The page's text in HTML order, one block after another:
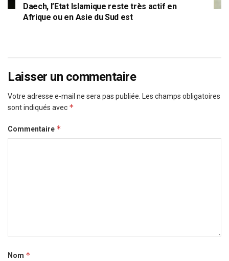
Daech, l’Etat Islamique reste très actif en
Afrique ou en Asie du Sud est
Laisser un commentaire
Votre adresse e-mail ne sera pas publiée. Les champs obligatoires
sont indiqués avec *
Commentaire *
Nom *